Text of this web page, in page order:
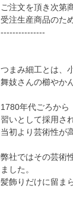
ご注文を頂き次第
受注生産商品のた
---------------
つまみ細工とは、
舞妓さんの櫛やか
1780年代ごろか
習いとして採用さ
当初より芸術性が
弊社ではその芸術
ました。
髪飾りだけに留ま